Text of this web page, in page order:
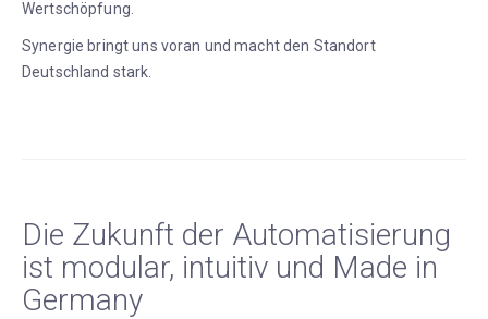
Wertschöpfung.
Synergie bringt uns voran und macht den Standort
Deutschland stark.
Die Zukunft der Automatisierung
ist modular, intuitiv und Made in
Germany